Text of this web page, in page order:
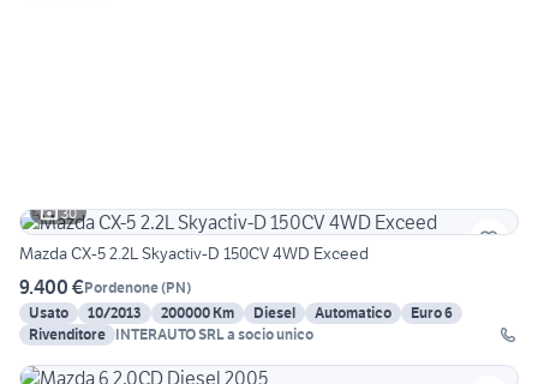
30
Mazda CX-5 2.2L Skyactiv-D 150CV 4WD Exceed
9.400 €Pordenone(PN)
Usato
10/2013 200000 Km Diesel Automatico
Euro 6
Rivenditore INTERAUTO SRL a socio unico